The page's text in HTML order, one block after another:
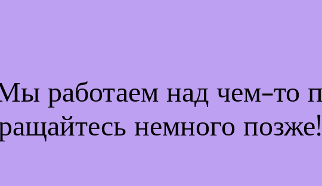
работаем над чем-то
немного позже!